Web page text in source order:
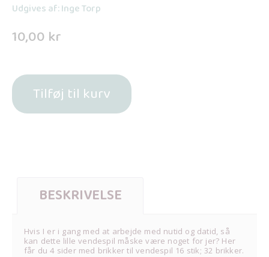
Udgives af: Inge Torp
10,00 kr
Tilføj til kurv
BESKRIVELSE
Hvis I er i gang med at arbejde med nutid og datid, så
kan dette lille vendespil måske være noget for jer? Her
får du 4 sider med brikker til vendespil 16 stik; 32 brikker.